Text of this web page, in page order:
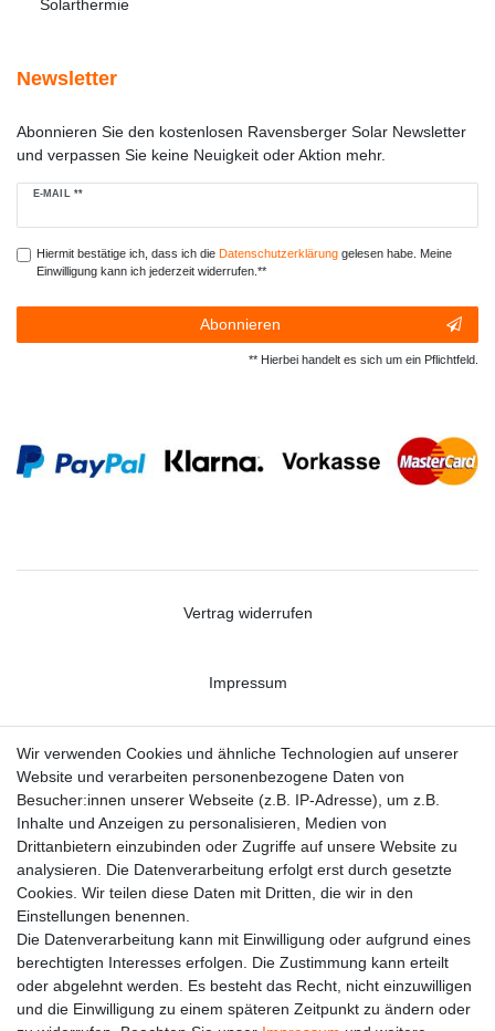
Solarthermie
Newsletter
Abonnieren Sie den kostenlosen Ravensberger Solar Newsletter
und verpassen Sie keine Neuigkeit oder Aktion mehr.
E-MAIL **
Newsletter
Hiermit bestätige ich, dass ich die Daten­schutz­erklärunggelesen habe. Meine
Einwilligung kann ich jederzeit widerrufen.**
Abonnieren
** Hierbei handelt es sich um ein Pflichtfeld.
Vertrag widerrufen
Impressum
Datenschutzerklärung
Kontakt
Wir verwenden Cookies und ähnliche Technologien auf unserer
Website und verarbeiten personenbezogene Daten von
Besucher:innen unserer Webseite (z.B. IP-Adresse), um z.B.
Inhalte und Anzeigen zu personalisieren, Medien von
Drittanbietern einzubinden oder Zugriffe auf unsere Website zu
analysieren. Die Datenverarbeitung erfolgt erst durch gesetzte
Cookies. Wir teilen diese Daten mit Dritten, die wir in den
Einstellungen benennen.
Die Datenverarbeitung kann mit Einwilligung oder aufgrund eines
berechtigten Interesses erfolgen. Die Zustimmung kann erteilt
oder abgelehnt werden. Es besteht das Recht, nicht einzuwilligen
und die Einwilligung zu einem späteren Zeitpunkt zu ändern oder